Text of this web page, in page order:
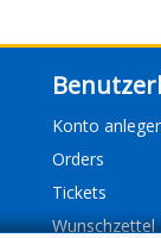
Konto
Orders
Tickets
Wunschzettel